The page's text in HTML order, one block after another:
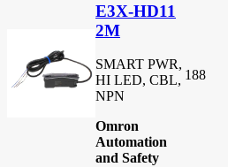
E3X-HD11
2M
SMART PWR,
HI LED, CBL,
NPN
Omron
Automation
and Safety
188